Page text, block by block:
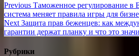
Навигация
по
записям
Previous Previous
post:
Таможенное регулирование в
система меняет правила игры для
Next Next
post:
Защита прав беженцев: как
гарантии держат планку и что это
Рубрики